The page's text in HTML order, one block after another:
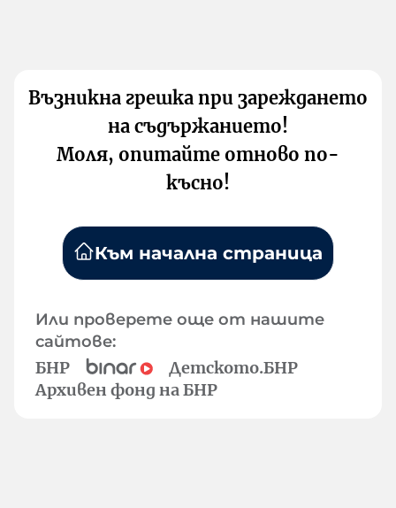
Възникна грешка при зареждането
на съдържанието!
Моля, опитайте отново по-
късно!
Към начална страница
Или проверете още от нашите
сайтове:
БНР
Детското.БНР
Архивен фонд на БНР